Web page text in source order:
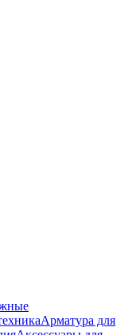
Арматура для